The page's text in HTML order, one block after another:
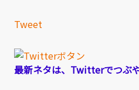
Tweet
最新ネタは、Twitterでつぶ